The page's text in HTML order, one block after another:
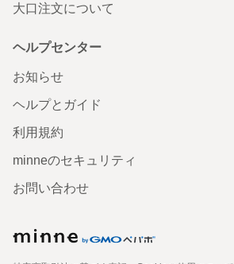
大口注文について
ヘルプセンター
お知らせ
ヘルプとガイド
利用規約
minneのセキュリティ
お問い合わせ